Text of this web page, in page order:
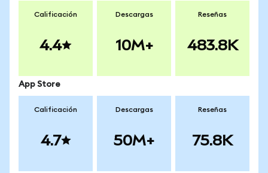
Calificación
4.4
Descargas
10M+
Reseñas
483.8K
App Store
Calificación
4.7
Descargas
50M+
Reseñas
75.8K